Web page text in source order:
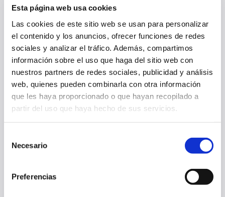
Esta página web usa cookies
Las cookies de este sitio web se usan para personalizar
el contenido y los anuncios, ofrecer funciones de redes
sociales y analizar el tráfico. Además, compartimos
información sobre el uso que haga del sitio web con
nuestros partners de redes sociales, publicidad y análisis
web, quienes pueden combinarla con otra información
que les haya proporcionado o que hayan recopilado a
partir del uso que haya hecho de sus servicios.
Necesario
Preferencias
PRIMER EQUIPO 05 ago. 2026